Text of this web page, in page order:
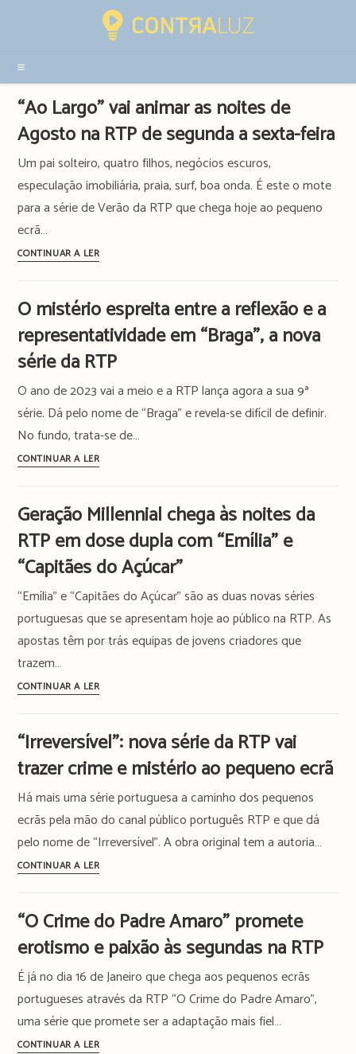
sidebar
“Ao Largo” vai animar as noites de
Agosto na RTP de segunda a sexta-feira
Um pai solteiro, quatro filhos, negócios escuros,
especulação imobiliária, praia, surf, boa onda. É este o mote
para a série de Verão da RTP que chega hoje ao pequeno
ecrã…
CONTINUAR A LER“Ao
animar
as
noites
de
Agosto
na
RTP
segunda
sexta-
O mistério espreita entre a reflexão e a
representatividade em “Braga”, a nova
série da RTP
O ano de 2023 vai a meio e a RTP lança agora a sua 9ª
série. Dá pelo nome de “Braga” e revela-se difícil de definir.
No fundo, trata-se de…
CONTINUAR A LERO
entre
a
reflexão
e
a
representatividade
em
nova
da
Geração Millennial chega às noites da
RTP em dose dupla com “Emília” e
“Capitães do Açúcar”
“Emília” e “Capitães do Açúcar” são as duas novas séries
portuguesas que se apresentam hoje ao público na RTP. As
apostas têm por trás equipas de jovens criadores que
trazem…
CONTINUAR A LERGeração
às
noites
RTP
em
dose
dupla
e
“Capitães
do
Açúcar”
“Irreversível”: nova série da RTP vai
trazer crime e mistério ao pequeno ecrã
Há mais uma série portuguesa a caminho dos pequenos
ecrãs pela mão do canal público português RTP e que dá
pelo nome de “Irreversível”. A obra original tem a autoria…
CONTINUAR A LER“Irreversível”:
da
RTP
vai
trazer
crime
e
mistério
“O Crime do Padre Amaro” promete
erotismo e paixão às segundas na RTP
É já no dia 16 de Janeiro que chega aos pequenos ecrãs
portugueses através da RTP “O Crime do Padre Amaro”,
uma série que promete ser a adaptação mais fiel…
CONTINUAR A LER“O